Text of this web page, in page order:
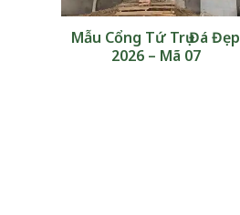
Mẫu Cổng Tứ Trụ Đá Đẹp
2026 – Mã 07